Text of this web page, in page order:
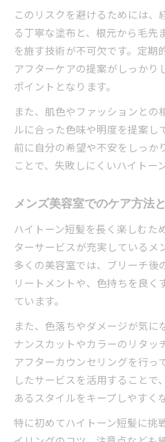
このリスクを避けるためには、
る丁寧な塗布と、根元から毛先
を施す技術が不可欠です。定期
アフターケアの提案がしっかり
ポイントとなります。
また、肌色やファッションとの
ルに合った色味や明度を提案し
前に自分の希望や不安をしっか
ことで、失敗しにくいハイトー
メンズ美容室でのケア方法
ハイトーン短髪を長く楽しむた
ターサービスが充実しているメ
多くの美容室では、ブリーチ後
リートメントや、色持ちを良く
ています。
また、色落ちやダメージが気に
ナンスカットやカラーのリタッ
アフターカウンセリングを行っ
したサービスを活用することで
あるスタイルをキープしやすく
特に初めてハイトーン短髪に挑